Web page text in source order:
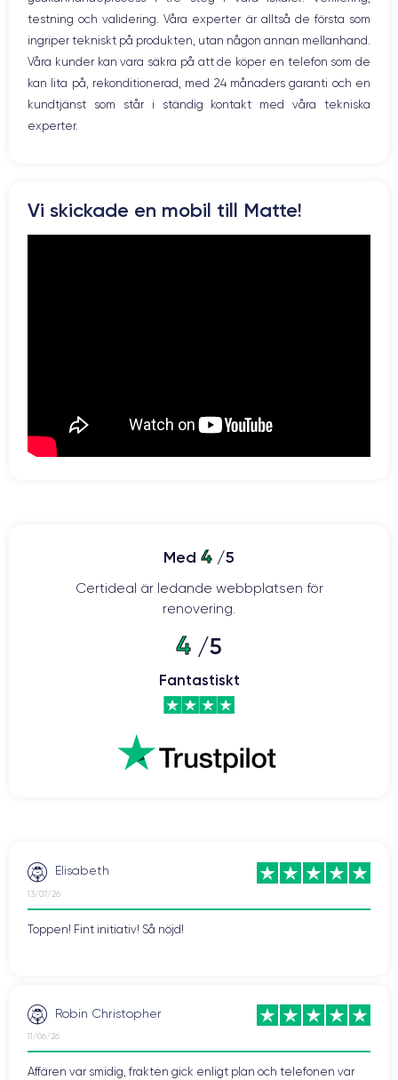
testning och validering. Våra experter är alltså de första som
ingriper tekniskt på produkten, utan någon annan mellanhand.
Våra kunder kan vara säkra på att de köper en telefon som de
kan lita på, rekonditionerad, med 24 månaders garanti och en
kundtjänst som står i ständig kontakt med våra tekniska
experter.
Vi skickade en mobil till Matte!
Med 4 /5
Certideal är ledande webbplatsen för
renovering.
4 /5
Fantastiskt
Elisabeth
13/07/26
Toppen! Fint initiativ! Så nöjd!
Robin Christopher
11/06/26
Affären var smidig, frakten gick enligt plan och telefonen var